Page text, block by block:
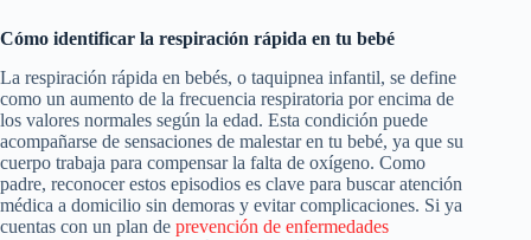
Cómo identificar la respiración rápida en tu bebé
La respiración rápida en bebés, o taquipnea infantil, se define
como un aumento de la frecuencia respiratoria por encima de
los valores normales según la edad. Esta condición puede
acompañarse de sensaciones de malestar en tu bebé, ya que su
cuerpo trabaja para compensar la falta de oxígeno. Como
padre, reconocer estos episodios es clave para buscar atención
médica a domicilio sin demoras y evitar complicaciones. Si ya
cuentas con un plan de prevención de enfermedades